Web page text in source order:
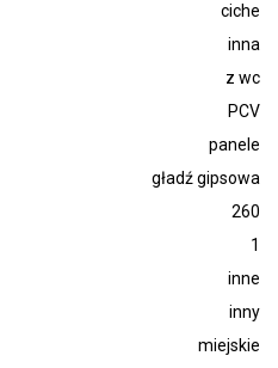
ciche
inna
z wc
PCV
panele
gładź gipsowa
260
1
inne
inny
miejskie